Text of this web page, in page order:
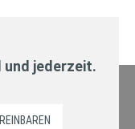
und jederzeit.